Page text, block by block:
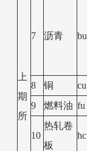
上
期
所
7 沥青 bu
8
铜 cu
9
燃料油 fu
10
热轧卷
板
hc